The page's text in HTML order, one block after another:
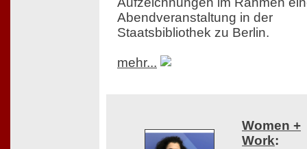
Abendveranstaltung in der
Staatsbibliothek zu Berlin.
mehr...
Women +
Work: